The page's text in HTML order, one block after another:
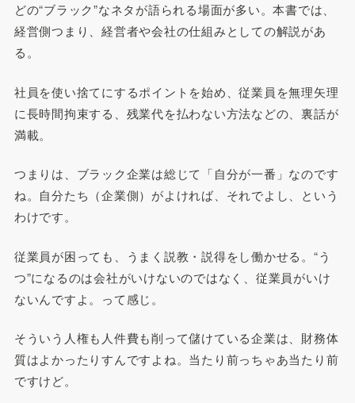
どの“ブラック”なネタが語られる場面が多い。本書では、
経営側つまり、経営者や会社の仕組みとしての解説があ
る。
社員を使い捨てにするポイントを始め、従業員を無理矢理
に長時間拘束する、残業代を払わない方法などの、裏話が
満載。
つまりは、ブラック企業は総じて「自分が一番」なのです
ね。自分たち（企業側）がよければ、それでよし、という
わけです。
従業員が困っても、うまく説教・説得をし働かせる。“う
つ”になるのは会社がいけないのではなく、従業員がいけ
ないんですよ。って感じ。
そういう人権も人件費も削って儲けている企業は、財務体
質はよかったりすんですよね。当たり前っちゃあ当たり前
ですけど。